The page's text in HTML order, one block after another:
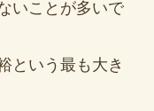
いことが多いで
という最も大き